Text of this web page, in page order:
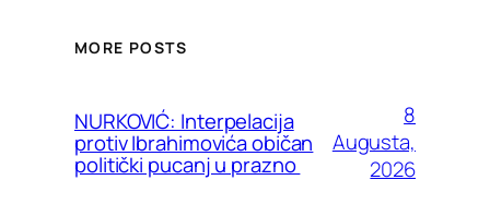
MORE POSTS
NURKOVIĆ: Interpelacija
protiv Ibrahimovića običan
politički pucanj u prazno
8
Augusta,
2026